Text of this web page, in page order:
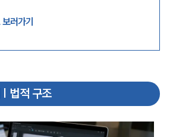
러가기
| 법적 구조